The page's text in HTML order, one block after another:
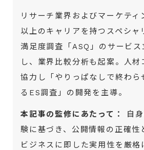
リサーチ業界およびマーケティ
以上のキャリアを持つスペシャ
満足度調査「ASQ」のサービ
し、業界比較分析も起案。人材
協力し「やりっぱなしで終わら
るES調査」の開発を主導。
本記事の監修にあたって：
自
験に基づき、公開情報の正確性
ビジネスに即した実用性を厳格